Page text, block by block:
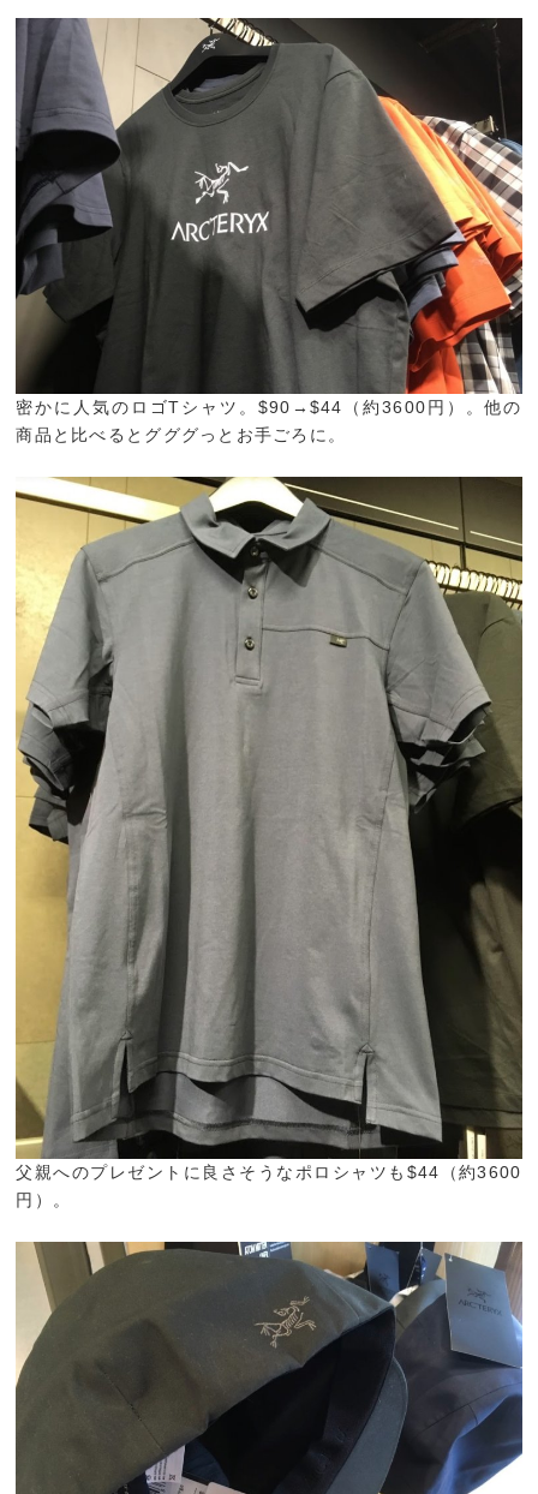
密かに人気のロゴTシャツ。$90→$44（約3600円）。他の
商品と比べるとグググっとお手ごろに。
父親へのプレゼントに良さそうなポロシャツも$44（約3600
円）。